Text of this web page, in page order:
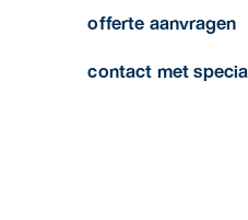
Reinigen en coaten van
Aanvullende diensten
Nieuws
offerte aanvragen
contact met